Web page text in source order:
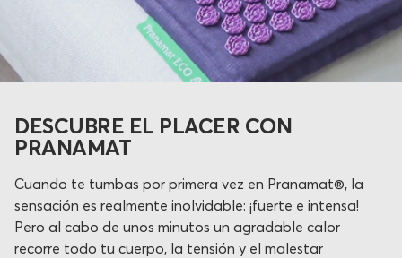
DESCUBRE EL PLACER CON
PRANAMAT
Cuando te tumbas por primera vez en Pranamat®, la
sensación es realmente inolvidable: ¡fuerte e intensa!
Pero al cabo de unos minutos un agradable calor
recorre todo tu cuerpo, la tensión y el malestar